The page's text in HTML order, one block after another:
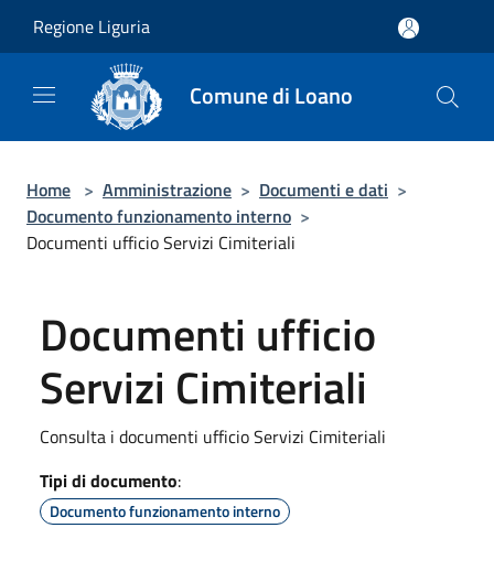
Regione Liguria
Comune di Loano
Home > Amministrazione > Documenti e dati >
Documento funzionamento interno >
Documenti ufficio Servizi Cimiteriali
Documenti ufficio
Servizi Cimiteriali
Consulta i documenti ufficio Servizi Cimiteriali
Tipi di documento:
Documento funzionamento interno